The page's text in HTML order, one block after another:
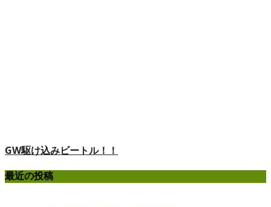
GW駆け込みビートル！！
最近の投稿